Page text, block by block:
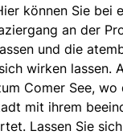
können Sie bei
an der
und die
wirken lassen.
Comer See, wo
mit ihrem
Lassen Sie